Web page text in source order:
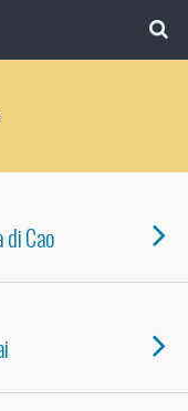
di Cao